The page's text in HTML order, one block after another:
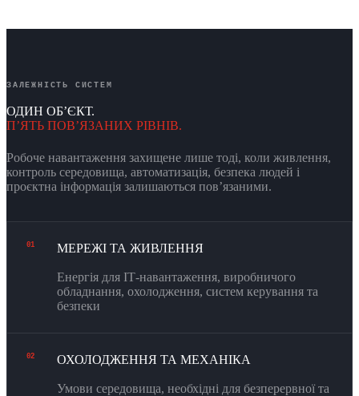
ЗАЛЕЖНІСТЬ СИСТЕМ
ОДИН ОБʼЄКТ.
ПʼЯТЬ ПОВʼЯЗАНИХ РІВНІВ.
Робоче навантаження захищене лише тоді, коли живлення,
контроль середовища, автоматизація, безпека людей і
проєктна інформація залишаються повʼязаними.
01 МЕРЕЖІ ТА ЖИВЛЕННЯ
Енергія для ІТ-навантаження, виробничого
обладнання, охолодження, систем керування та
безпеки
02 ОХОЛОДЖЕННЯ ТА МЕХАНІКА
Умови середовища, необхідні для безперервної та